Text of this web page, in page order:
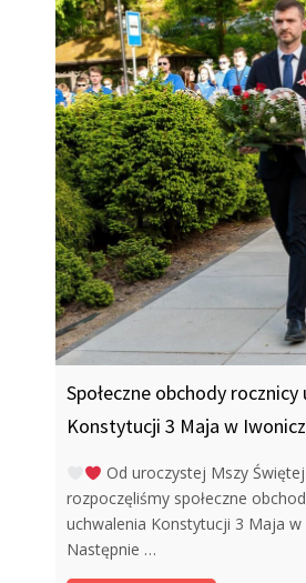
Społeczne obchody rocznicy
Konstytucji 3 Maja w
Od uroczystej Mszy
rozpoczęliśmy społeczne
uchwalenia Konstytucji 3 Maja
Następnie …